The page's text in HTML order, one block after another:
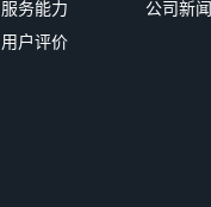
服务能力
用户评价
公司新闻